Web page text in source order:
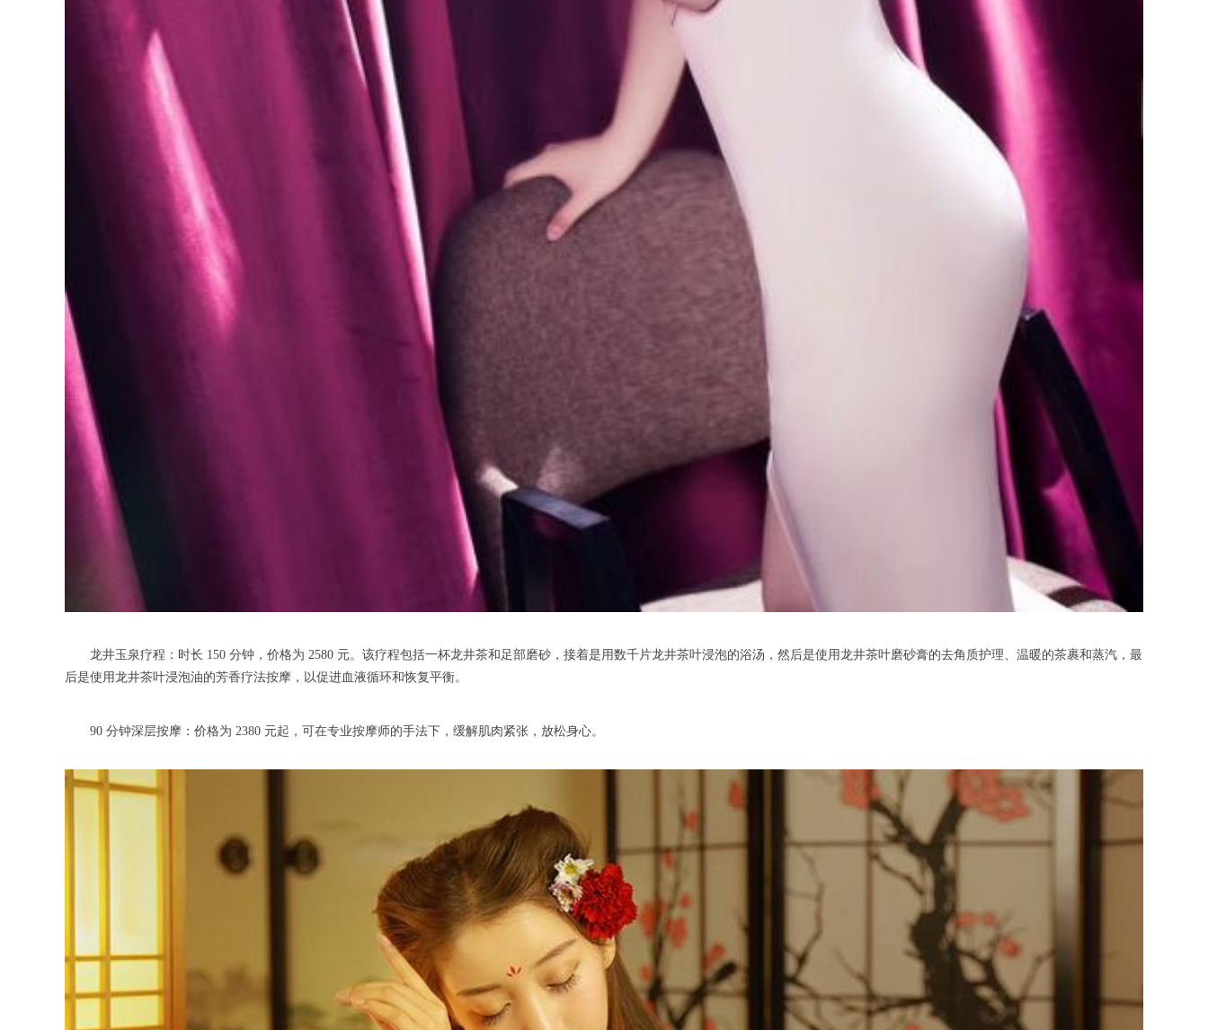
龙井玉泉疗程：时长 150 分钟，价格为 2580 元。该疗程包括一杯龙井茶和足部磨砂，接着是用数千片龙井茶叶浸泡的浴汤，然后是使用龙井茶叶磨砂膏的去角质护理、温暖的茶裹和蒸汽，最
后是使用龙井茶叶浸泡油的芳香疗法按摩，以促进血液循环和恢复平衡。
90 分钟深层按摩：价格为 2380 元起，可在专业按摩师的手法下，缓解肌肉紧张，放松身心。